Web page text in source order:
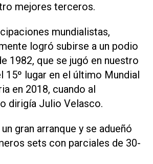
mejores terceros.
mundialistas,
logró subirse a un podio
1982, que se jugó en nuestro
15º lugar en el último Mundial
en 2018, cuando al
dirigía Julio Velasco.
gran arranque y se adueñó
sets con parciales de 30-